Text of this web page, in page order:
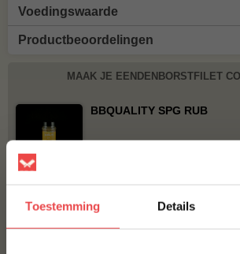
Toestemming Details
Voedingswaarde
Productbeoordelingen
MAAK JE EENDENBORSTFILET
BBQUALITY SPG RUB
Bestel alles